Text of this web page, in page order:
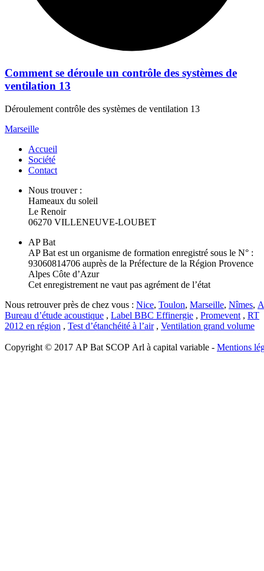
Comment se déroule un contrôle des systèmes de
ventilation 13
Déroulement contrôle des systèmes de ventilation 13
Marseille
Accueil
Société
Contact
Nous trouver :
Hameaux du soleil
Le Renoir
06270 VILLENEUVE-LOUBET
AP Bat
AP Bat est un organisme de formation enregistré sous le N° :
93060814706 auprès de la Préfecture de la Région Provence
Alpes Côte d’Azur
Cet enregistrement ne vaut pas agrément de l’état
Nous retrouver près de chez vous : Nice, Toulon, Marseille, Nîmes,
Bureau d’étude acoustique , Label BBC Effinergie , Promevent , RT
2012 en région , Test d’étanchéité à l’air, Ventilation grand volume
Copyright © 2017 AP Bat SCOP Arl à capital variable - Mentions